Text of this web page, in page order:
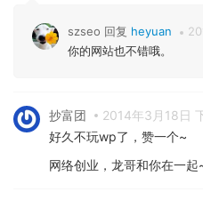
szseo 回复 heyuan
你的网站也不错哦。
抄富团
2014年3月18日
好久不玩wp了，赞一个~
网络创业，龙哥和你在一起